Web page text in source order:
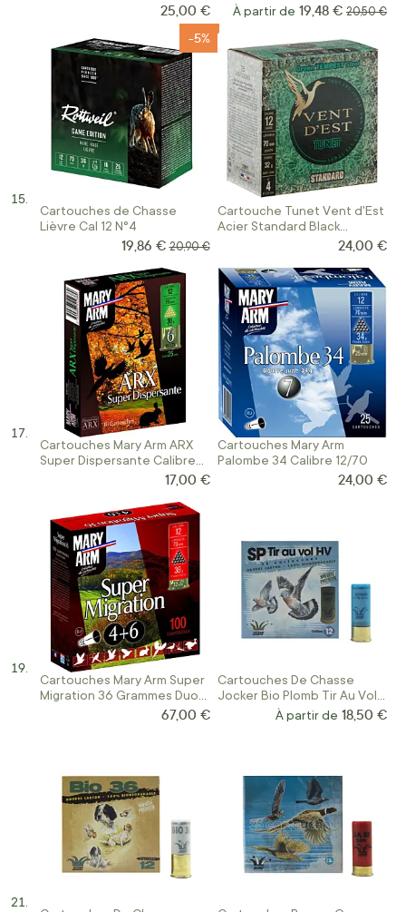
25,00 € À partir de 19,48 € Prix
20,50 €
Cartouches de Chasse
Lièvre Cal 12 N°4
-5%
Prix Spécial
19,86 € Prix normal
20,90 €
Cartouche Tunet Vent d'Est
Acier Standard Black
Tempest Calibre 12/7024,00 €
Cartouches Mary Arm ARX
Super Dispersante Calibre
17,00 €
Cartouches Mary Arm
Palombe 34 Calibre 12/70
24,00 €
Cartouches Mary Arm Super
Migration 36 Grammes Duo
67,00 €
Cartouches De Chasse
Jocker Bio Plomb Tir Au Vol
34 HV Calibre 12/70
À partir de 18,50 €